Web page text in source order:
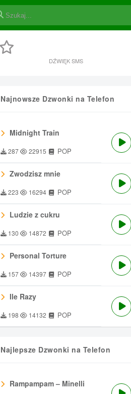
DŹWIĘK SMS
Najnowsze Dzwonki na Telefon
Midnight Train
287 22915 POP
Zwodzisz mnie
223 16294 POP
Ludzie z cukru
130 14872 POP
Personal Torture
157 14397 POP
Ile Razy
198 14132 POP
Najlepsze Dzwonki na Telefon
Rampampam – Minelli